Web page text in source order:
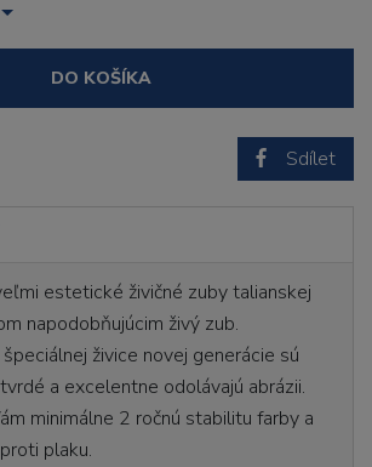
DO KOŠÍKA
Sdílet
estetické živičné zuby talianskej
napodobňujúcim živý zub.
živice novej generácie sú
a excelentne odolávajú abrázii.
minimálne 2 ročnú stabilitu farby a
plaku.